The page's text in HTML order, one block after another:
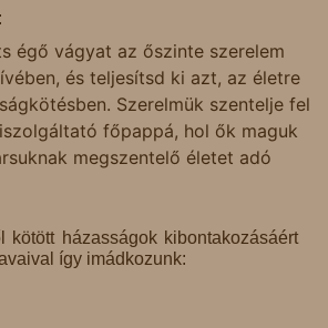
égő vágyat az őszinte szerelem
és teljesítsd ki azt, az életre
Szerelmük szentelje fel
főpappá, hol ők maguk
megszentelő életet adó
kötött házasságok kibontakozásáért
így imádkozunk: